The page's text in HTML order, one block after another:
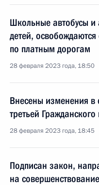
Школьные автобусы и
детей,
по платным дорогам
28 февраля 2023 года, 18:50
Внесены изменения в
третьей Гражданского
28 февраля 2023 года, 18:45
Подписан закон,
на